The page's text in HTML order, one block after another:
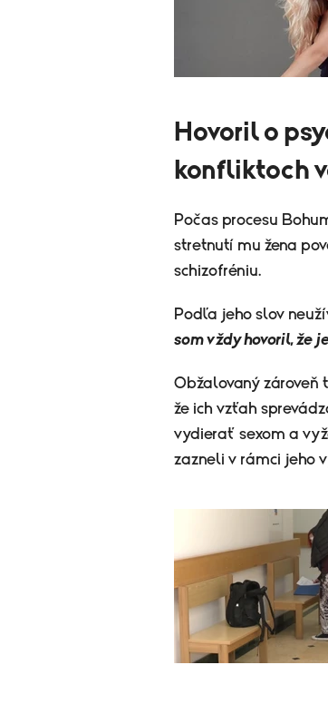
Hovoril o
konfliktoch
Počas procesu
stretnutí mu žena
schizofréniu.
Podľa jeho slov
som vždy hovoril, že
Obžalovaný zároveň
že ich vzťah
vydierať sexom a
zazneli v rámci jeho